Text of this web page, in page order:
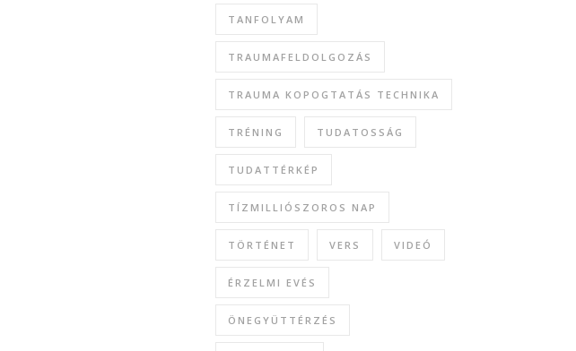
TANFOLYAM
TRAUMAFELDOLGOZÁS
TRAUMA KOPOGTATÁS TECHNIKA
TRÉNING TUDATOSSÁG
TUDATTÉRKÉP
TÍZMILLIÓSZOROS NAP
TÖRTÉNET VERS VIDEÓ
ÉRZELMI EVÉS
ÖNEGYÜTTÉRZÉS